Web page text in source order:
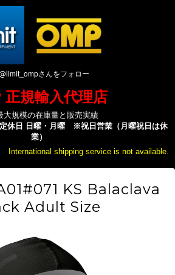
正規輸入代理店
大規模の在庫量と販売実績
休日 日曜・月曜 ※祝日営業（月曜祝日は休
業）
International shipping service is not available.
KS Balaclava
Adult Size